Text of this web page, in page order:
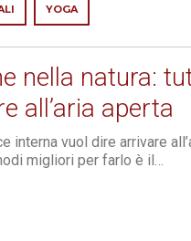
YOGA
nella natura:
all’aria aperta
interna vuol dire arrivare
migliori per farlo è il…